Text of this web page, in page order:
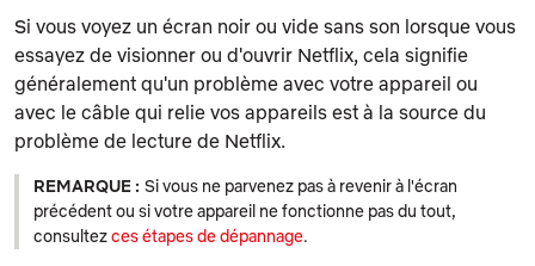
Si vous voyez un écran noir ou vide sans son lorsque vous
essayez de visionner ou d'ouvrir Netflix, cela signifie
généralement qu'un problème avec votre appareil ou
avec le câble qui relie vos appareils est à la source du
problème de lecture de Netflix.
REMARQUE : Si vous ne parvenez pas à revenir à l'écran
précédent ou si votre appareil ne fonctionne pas du tout,
consultezces étapes de dépannage.